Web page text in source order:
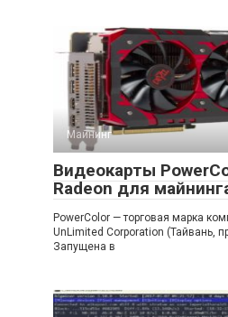
Майнинг
Видеокарты
Radeon для
PowerColor — торговая марка
UnLimited Corporation (Тайвань,
Запущена в